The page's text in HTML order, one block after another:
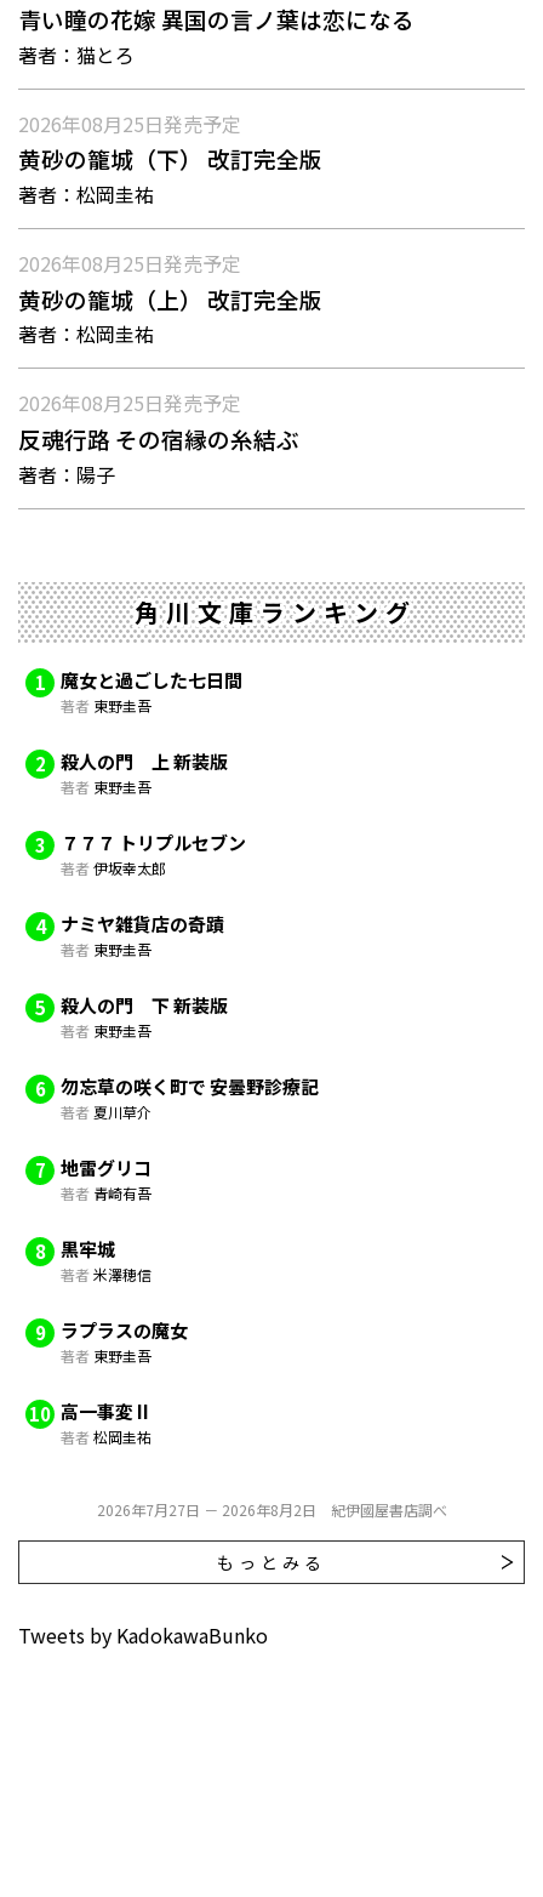
青い瞳の花嫁 異国の言ノ葉は恋になる
著者： 猫とろ
2026年08月25日発売予定
黄砂の籠城（下） 改訂完全版
著者： 松岡圭祐
2026年08月25日発売予定
黄砂の籠城（上） 改訂完全版
著者： 松岡圭祐
2026年08月25日発売予定
反魂行路 その宿縁の糸結ぶ
著者： 陽子
角川文庫ランキング
1 魔女と過ごした七日間
著者 東野圭吾
2 殺人の門 上 新装版
著者 東野圭吾
3 ７７７ トリプルセブン
著者 伊坂幸太郎
4 ナミヤ雑貨店の奇蹟
著者 東野圭吾
5 殺人の門 下 新装版
著者 東野圭吾
6 勿忘草の咲く町で 安曇野診療記
著者 夏川草介
7 地雷グリコ
著者 青崎有吾
8 黒牢城
著者 米澤穂信
9 ラプラスの魔女
著者 東野圭吾
10 高一事変 II
著者 松岡圭祐
2026年7月27日 － 2026年8月2日 紀伊國屋書店調べ
もっとみる
Tweets by KadokawaBunko